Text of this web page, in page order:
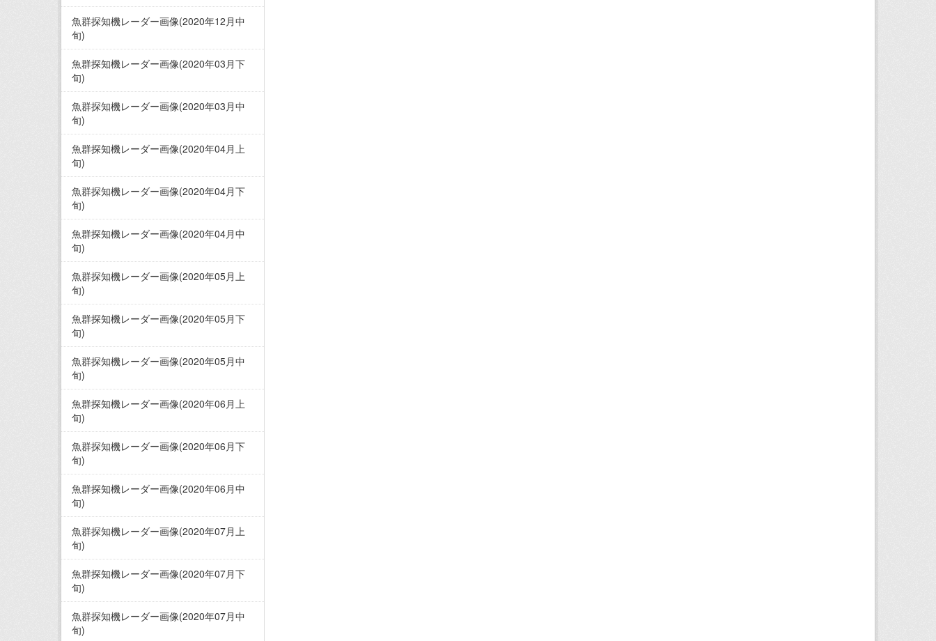
魚群探知機レーダー画像(2020年12月中
旬)
魚群探知機レーダー画像(2020年03月下
旬)
魚群探知機レーダー画像(2020年03月中
旬)
魚群探知機レーダー画像(2020年04月上
旬)
魚群探知機レーダー画像(2020年04月下
旬)
魚群探知機レーダー画像(2020年04月中
旬)
魚群探知機レーダー画像(2020年05月上
旬)
魚群探知機レーダー画像(2020年05月下
旬)
魚群探知機レーダー画像(2020年05月中
旬)
魚群探知機レーダー画像(2020年06月上
旬)
魚群探知機レーダー画像(2020年06月下
旬)
魚群探知機レーダー画像(2020年06月中
旬)
魚群探知機レーダー画像(2020年07月上
旬)
魚群探知機レーダー画像(2020年07月下
旬)
魚群探知機レーダー画像(2020年07月中
旬)